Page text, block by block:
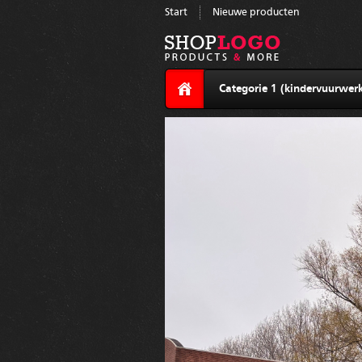
Start Nieuwe producten
Categorie 1